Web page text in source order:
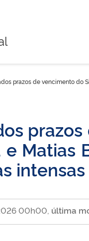
prazos de vencimento do
e Matias
00h00, última